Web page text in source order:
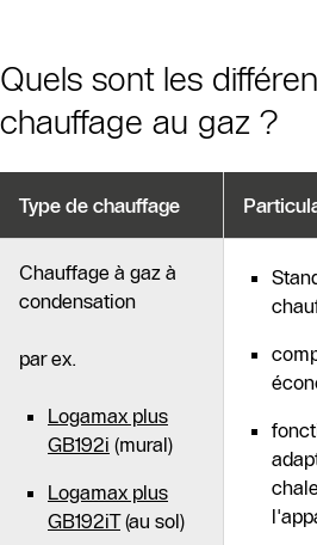
Quels sont les
chauffage au gaz ?
Type de chauffage
Chauffage à gaz à
condensation
par ex.
Logamax plus
GB192i (mural)
Logamax plus
GB192iT(au sol)